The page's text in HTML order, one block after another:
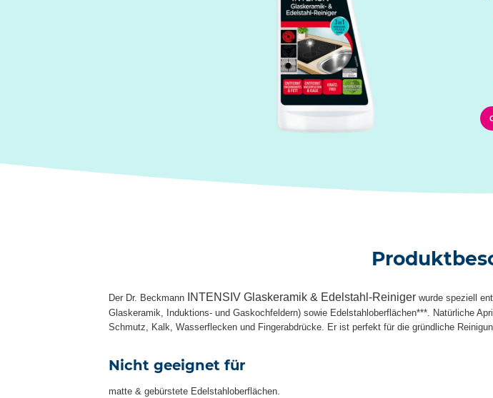
Der Dr. Beckmann INTENSIV Glaskeramik & Edelstahl-Reinigerwurde speziell
Glaskeramik, Induktions- und Gaskochfeldern) sowie Edelstahloberflächen***. Natürliche
Schmutz, Kalk, Wasserflecken und Fingerabdrücke. Er ist perfekt für die gründliche
Nicht geeignet für
matte & gebürstete Edelstahloberflächen.